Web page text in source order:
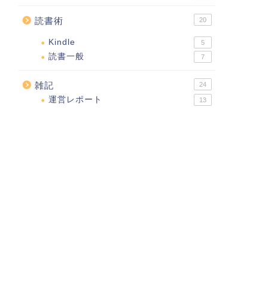
読書術 20
Kindle 5
読書一般 7
雑記 24
運営レポート 13